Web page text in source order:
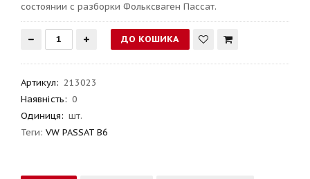
состоянии с разборки Фольксваген Пассат.
Артикул: 213023
Наявність: 0
Одиниця: шт.
Теги: VW PASSAT B6